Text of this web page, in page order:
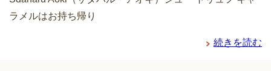
ラメルはお持ち帰り
続きを読む